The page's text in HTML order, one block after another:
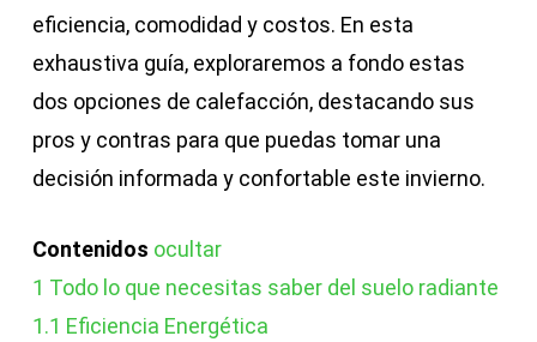
eficiencia, comodidad y costos. En esta
exhaustiva guía, exploraremos a fondo estas
dos opciones de calefacción, destacando sus
pros y contras para que puedas tomar una
decisión informada y confortable este invierno.
Contenidos ocultar
1 Todo lo que necesitas saber del suelo radiante
1.1 Eficiencia Energética